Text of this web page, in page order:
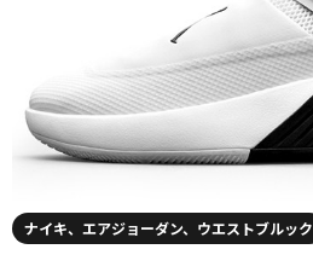
ナイキ、エアジョーダン、ウエストブルック